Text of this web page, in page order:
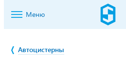
Меню
Автоцистерны